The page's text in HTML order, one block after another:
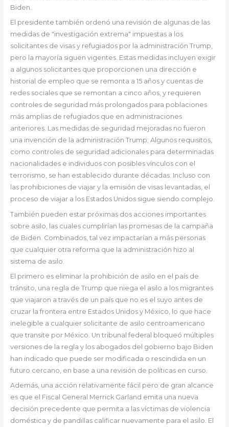
Biden.
El presidente también ordenó una revisión de algunas de las
medidas de "investigación extrema" impuestas a los
solicitantes de visas y refugiados por la administración Trump,
pero la mayoría siguen vigentes. Estas medidas incluyen exigir
a algunos solicitantes que proporcionen una dirección e
historial de empleo que se remonta a 15 años y cuentas de
redes sociales que se remontan a cinco años, y requieren
controles de seguridad más prolongados para poblaciones
más amplias de refugiados que en administraciones
anteriores. Las medidas de seguridad mejoradas no fueron
una invención de la administración Trump; Algunos requisitos,
como controles de seguridad adicionales para determinadas
nacionalidades e individuos con posibles vínculos con el
terrorismo, se han establecido durante décadas. Incluso con
las prohibiciones de viajar y la emisión de visas levantadas, el
proceso de viajar a los Estados Unidos sigue siendo complejo.
También pueden estar próximas dos acciones importantes
sobre asilo, las cuales cumplirían las promesas de la campaña
de Biden. Combinados, tal vez impactarían a más personas
que cualquier otra reforma que la administración hizo al
sistema de asilo.
El primero es eliminar la prohibición de asilo en el país de
tránsito, una regla de Trump que niega el asilo a los migrantes
que viajaron a través de un país que no es el suyo antes de
cruzar la frontera entre Estados Unidos y México, lo que hace
inelegible a cualquier solicitante de asilo centroamericano
que transite por México. Un tribunal federal bloqueó múltiples
versiones de la regla y los abogados del gobierno bajo Biden
han indicado que puede ser modificada o rescindida en un
futuro cercano, en base a una revisión de políticas en curso.
Además, una acción relativamente fácil pero de gran alcance
es que el Fiscal General Merrick Garland emita una nueva
decisión precedente que permita a las víctimas de violencia
doméstica y de pandillas calificar nuevamente para el asilo. El